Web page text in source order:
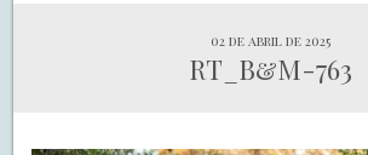
02 de abril de 2025
RT_B&M-763